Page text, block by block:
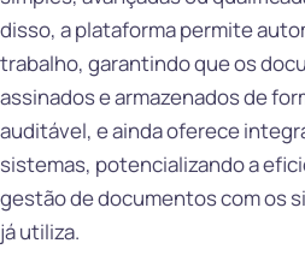
disso, a plataforma permite
trabalho, garantindo que os
assinados e armazenados de
auditável, e ainda oferece
sistemas, potencializando a
gestão de documentos com os
já utiliza.